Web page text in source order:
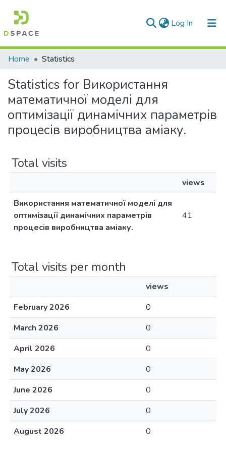
Log In (current)
Communities & Collections
All of DSpace
Home Statistics
Statistics for Використання
математичної моделі для
оптимізації динамічних параметрів
процесів виробництва аміаку.
Total visits
views
Використання математичної моделі для
оптимізації динамічних параметрів
процесів виробництва аміаку.
41
Total visits per month
views
February 2026
0
March 2026
0
April 2026
0
May 2026
0
June 2026
0
July 2026
0
August 2026
0